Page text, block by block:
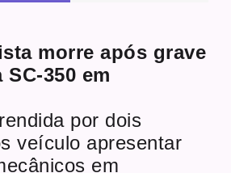
morre após grave
350 em
por dois
veículo apresentar
em